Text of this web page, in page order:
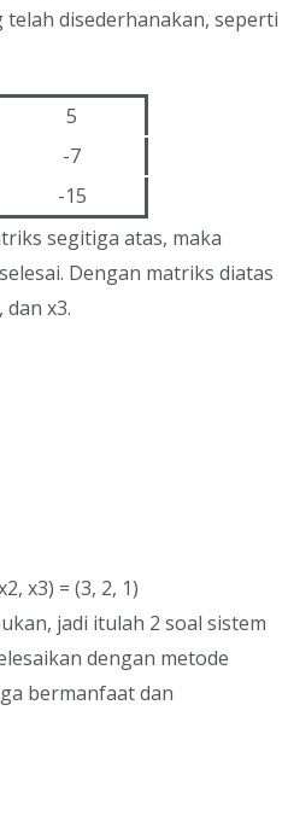
disederhanakan, seperti
5
-7
-15
segitiga atas, maka
Dengan matriks diatas
x3.
x3) = (3, 2, 1)
jadi itulah 2 soal sistem
dengan metode
bermanfaat dan